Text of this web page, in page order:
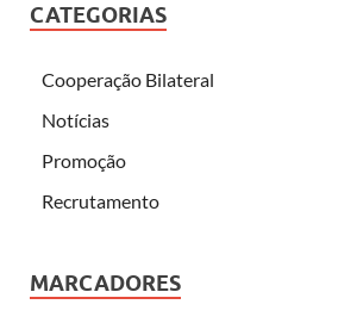
CATEGORIAS
Cooperação Bilateral
Notícias
Promoção
Recrutamento
MARCADORES